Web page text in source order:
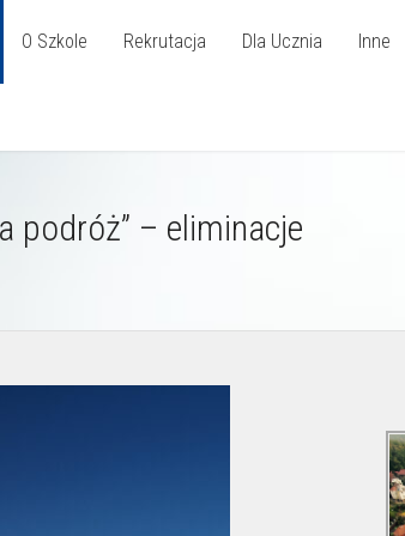
O Szkole Rekrutacja Dla Ucznia Inne
podróż” – eliminacje